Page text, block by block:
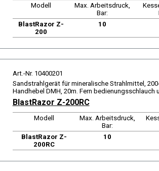
Modell
Max. Arbeitsdruck,
Bar:
BlastRazor Z-
200
10
Art.-Nr. 10400201
Sandstrahlgerät für mineralische Strahlmittel,
Handhebel DMH, 20m. Fern
BlastRazor Z-200RC
Modell
Max. Arbeitsdruck,
Bar:
BlastRazor Z-
200RC
10